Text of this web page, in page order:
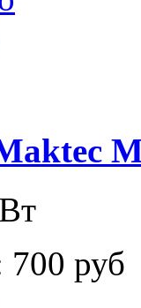
700 руб